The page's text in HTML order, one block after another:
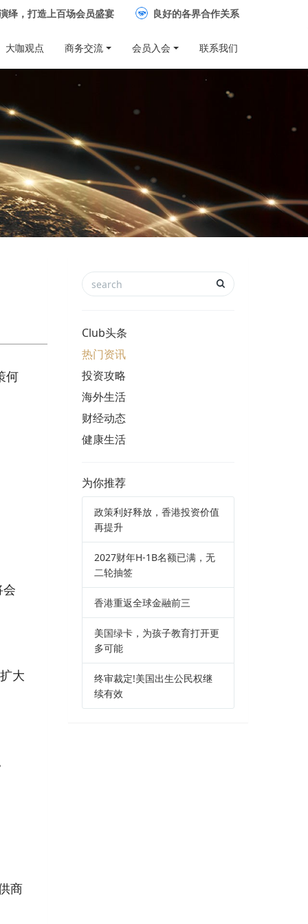
绎，打造上百场会员盛宴 良好的各界合作关系
大咖观点 商务交流 会员入会 联系我们
何
大
商
Club头条
热门资讯
投资攻略
海外生活
财经动态
健康生活
为你推荐
政策利好释放，香港投资价值
再提升
2027财年H-1B名额已满，无
二轮抽签
香港重返全球金融前三
美国绿卡，为孩子教育打开更
多可能
终审裁定!美国出生公民权继
续有效